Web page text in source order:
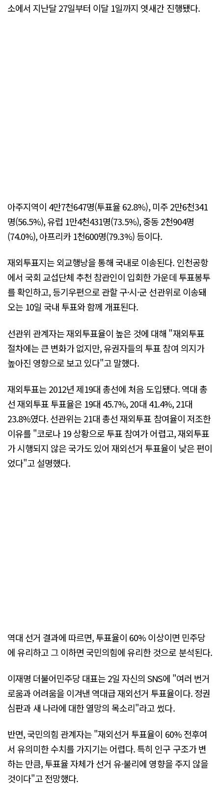
소에서 지난달 27일부터 이달 1일까지 엿새간 진행됐다.
아주지역이 4만7천647명(투표율 62.8%), 미주 2만6천341
명(56.5%), 유럽 1만4천431명(73.5%), 중동 2천904명
(74.0%), 아프리카 1천600명(79.3%) 등이다.
재외투표지는 외교행낭을 통해 국내로 이송된다. 인천공항
에서 국회 교섭단체 추천 참관인이 입회한 가운데 투표봉투
를 확인하고, 등기우편으로 관할 구·시·군 선관위로 이송돼
오는 10일 국내 투표와 함께 개표된다.
선관위 관계자는 재외투표율이 높은 것에 대해 "재외투표
절차에는 큰 변화가 없지만, 유권자들의 투표 참여 의지가
높아진 영향으로 보고 있다"고 말했다.
재외투표는 2012년 제19대 총선에 처음 도입됐다. 역대 총
선 재외투표 투표율은 19대 45.7%, 20대 41.4%, 21대
23.8%였다. 선관위는 21대 총선 재외투표 참여율이 저조한
이유를 "코로나 19 상황으로 투표 참여가 어렵고, 재외투표
가 시행되지 않은 국가도 있어 재외선거 투표율이 낮은 편이
었다"고 설명했다.
역대 선거 결과에 따르면, 투표율이 60% 이상이면 민주당
에 유리하고 그 이하면 국민의힘에 유리한 것으로 분석된다.
이재명 더불어민주당 대표는 2일 자신의 SNS에 "여러 번거
로움과 어려움을 이겨낸 역대급 재외선거 투표율이다. 정권
심판과 새 나라에 대한 열망의 목소리"라고 썼다.
반면, 국민의힘 관계자는 "재외선거 투표율이 60% 전후여
서 유의미한 수치를 가지기는 어렵다. 특히 인구 구조가 변
하는 만큼, 투표율 자체가 선거 유·불리에 영향을 주지 않을
것이다"고 전망했다.